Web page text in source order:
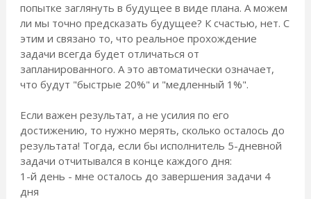
попытке заглянуть в будущее в виде плана. А можем
ли мы точно предсказать будущее? К счастью, нет. С
этим и связано то, что реальное прохождение
задачи всегда будет отличаться от
запланированного. А это автоматически означает,
что будут "быстрые 20%" и "медленный 1%".
Если важен результат, а не усилия по его
достижению, то нужно мерять, сколько осталось до
результата! Тогда, если бы исполнитель 5-дневной
задачи отчитывался в конце каждого дня:
1-й день - мне осталось до завершения задачи 4
дня